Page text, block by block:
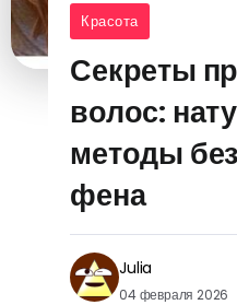
Красота
Секреты
волос:
методы
фена
Julia
04 февраля 2026